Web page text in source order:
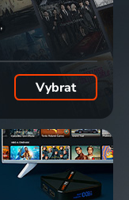
Vybrat